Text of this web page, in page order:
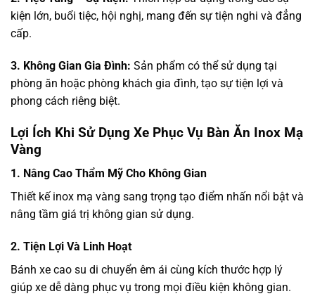
kiện lớn, buổi tiệc, hội nghị, mang đến sự tiện nghi và đẳng
cấp.
3. Không Gian Gia Đình: Sản phẩm có thể sử dụng tại
phòng ăn hoặc phòng khách gia đình, tạo sự tiện lợi và
phong cách riêng biệt.
Lợi Ích Khi Sử Dụng Xe Phục Vụ Bàn Ăn Inox Mạ
Vàng
1. Nâng Cao Thẩm Mỹ Cho Không Gian
Thiết kế inox mạ vàng sang trọng tạo điểm nhấn nổi bật và
nâng tầm giá trị không gian sử dụng.
2. Tiện Lợi Và Linh Hoạt
Bánh xe cao su di chuyển êm ái cùng kích thước hợp lý
giúp xe dễ dàng phục vụ trong mọi điều kiện không gian.